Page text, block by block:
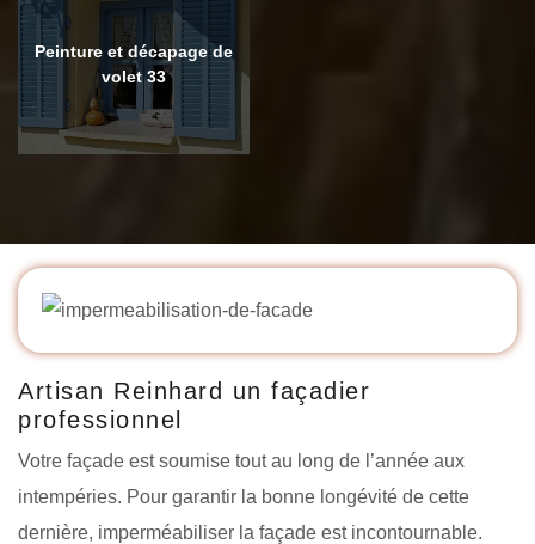
Peinture et décapage de
volet 33
Artisan Reinhard un façadier
professionnel
Votre façade est soumise tout au long de l’année aux
intempéries. Pour garantir la bonne longévité de cette
dernière, imperméabiliser la façade est incontournable.